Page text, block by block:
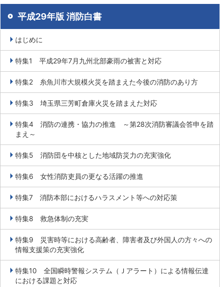
平成29年版 消防白書
はじめに
特集1 平成29年7月九州北部豪雨の被害と対応
特集2 糸魚川市大規模火災を踏まえた今後の消防のあり方
特集3 埼玉県三芳町倉庫火災を踏まえた対応
特集4 消防の連携・協力の推進 ～第28次消防審議会答申を踏
まえ～
特集5 消防団を中核とした地域防災力の充実強化
特集6 女性消防吏員の更なる活躍の推進
特集7 消防本部におけるハラスメント等への対応策
特集8 救急体制の充実
特集9 災害時等における高齢者、障害者及び外国人の方々への
情報支援策の充実強化
特集10 全国瞬時警報システム（Ｊアラート）による情報伝達
における課題と対応